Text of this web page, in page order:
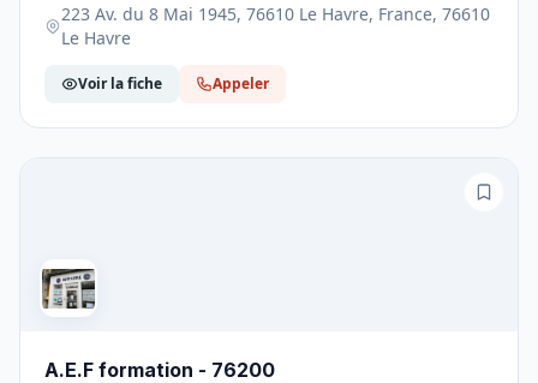
223 Av. du 8 Mai 1945, 76610 Le Havre, France, 76610
Le Havre
Voir la fiche Appeler
A.E.F formation - 76200